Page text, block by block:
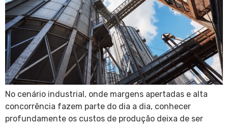
No cenário industrial, onde margens apertadas e alta
concorrência fazem parte do dia a dia, conhecer
profundamente os custos de produção deixa de ser